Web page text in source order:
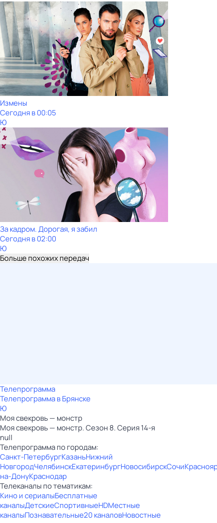
Измены
Сегодня в 00:05
Ю
За кадром. Дорогая, я забил
Сегодня в 02:00
Ю
Больше похожих передач
Телепрограмма
Телепрограмма в Брянске
Ю
Моя свекровь — монстр
Моя свекровь — монстр. Сезон 8. Серия 14-я
null
Телепрограмма по городам:
Санкт-ПетербургКазаньНижний
НовгородЧелябинскЕкатеринбургНовосибирскСочи
на-ДонуКраснодар
Телеканалы по тематикам:
Кино и сериалыБесплатные
каналыДетскиеСпортивныеHDМестные
каналыПознавательные20 каналовНовостные